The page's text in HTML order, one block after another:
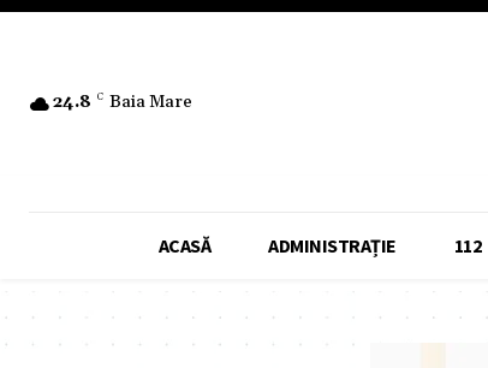
24.8 C Baia Mare
ACASĂ ADMINISTRAȚIE 112